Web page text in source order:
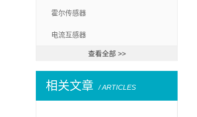
霍尔传感器
电流互感器
查看全部 >>
相关文章 / ARTICLES